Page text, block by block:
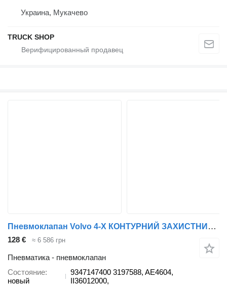
Украина, Мукачево
TRUCK SHOP
Пневмоклапан Volvo 4-Х КОНТУРНИЙ ЗАХИСТНИЙ WABCO 9347147400 для грузовика Volvo FM, FH, FH12, FH16 08.93-
128 € ≈ 6 586 грн
Пневматика - пневмоклапан
Состояние
новый
9347147400 3197588, AE4604,
II36012000,